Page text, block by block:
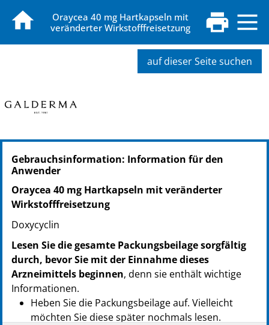
Oraycea 40 mg Hartkapseln mit
veränderter Wirkstofffreisetzung
auf dieser Seite suchen
PZN: 00364475
PPN: 110036447580
GTIN: 03499320008969
Gebrauchsinformation: Information für den
Anwender
Oraycea 40 mg Hartkapseln mit veränderter
Wirkstofffreisetzung
Doxycyclin
Lesen Sie die gesamte Packungsbeilage sorgfältig
durch, bevor Sie mit der Einnahme dieses
Arzneimittels beginnen, denn sie enthält wichtige
Informationen.
Heben Sie die Packungsbeilage auf. Vielleicht
möchten Sie diese später nochmals lesen.